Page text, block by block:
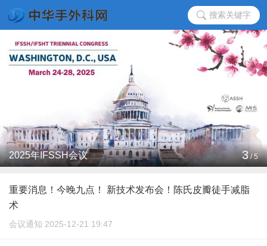
搜索关键字
2025年IFSSH会议 3/5
重要消息！今晚九点！ 新技术发布会！陈氏皮瓣徒手减脂
术
会议通知 2025-12-21 19:47